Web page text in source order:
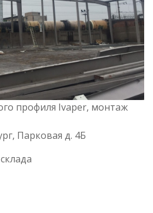
профиля Ivaper, монтаж
Парковая д. 4Б